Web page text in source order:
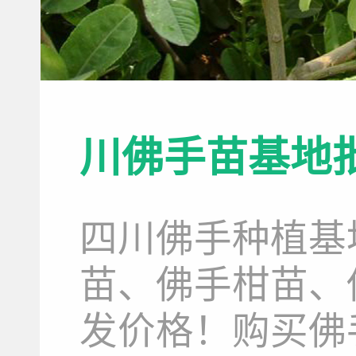
川佛手苗基地
四川佛手种植
苗、佛手柑苗
发价格！购买